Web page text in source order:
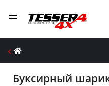
Буксирный